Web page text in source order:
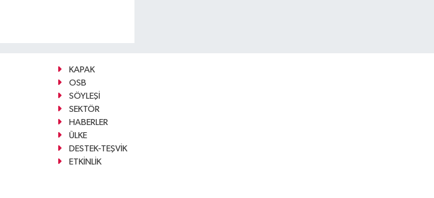
KAPAK
OSB
SÖYLEŞİ
SEKTÖR
HABERLER
ÜLKE
DESTEK-TEŞVİK
ETKİNLİK